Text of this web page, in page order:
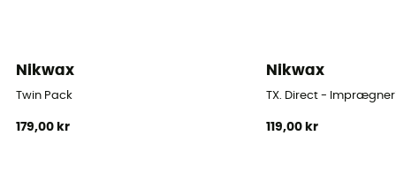
Nikwax
Twin Pack
179,00 kr
Nikwax
TX. Direct -
119,00 kr